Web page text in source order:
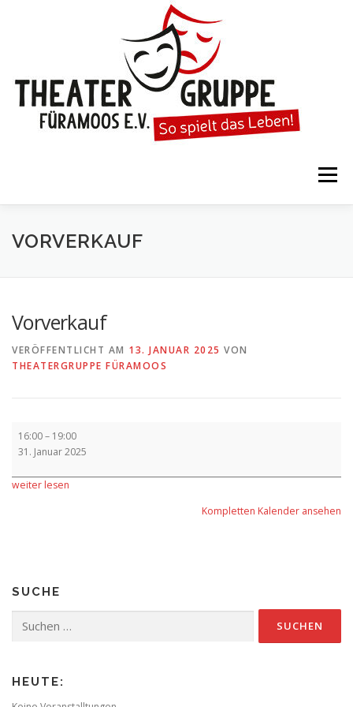
Menü
STARTSEITE DIE THEATERGRUPPE
KALENDER GESPIELTE STÜCKE
VORVERKAUF
Vorverkauf
VERÖFFENTLICHT AM 13. JANUAR 2025 VON
THEATERGRUPPE FÜRAMOOS
16:00– 19:00
31. Januar 2025
weiter lesen
Kompletten Kalender ansehen
SUCHE
nach:
HEUTE: